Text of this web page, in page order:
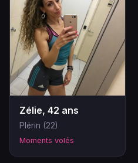
Zélie, 42 ans
Plérin (22)
Moments volés